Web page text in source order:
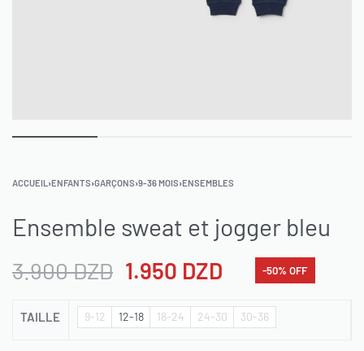
ACCUEIL ›ENFANTS›GARÇONS›9-36 MOIS›ENSEMBLES
Ensemble sweat et jogger bleu
3.900DZD 1.950 DZD -50% OFF
TAILLE 9-12 12-18 18-24 24-30 30-36